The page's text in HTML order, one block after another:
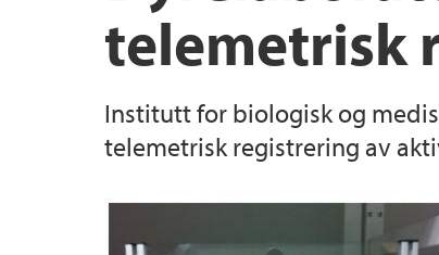
Praktisk trening og kurs
Imaging utstyr for små forsøksdyr
PyRAT
telemetrisk
Institutt for biologisk og
telemetrisk registrering av